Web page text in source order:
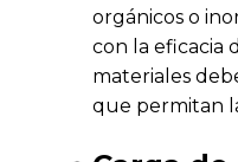
orgánicos o
con la eficacia
materiales
que permitan